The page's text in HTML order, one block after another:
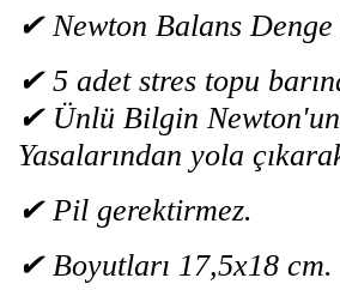
✔ Newton Balans Denge
✔ 5 adet stres topu
✔ Ünlü Bilgin
Yasalarından yola
✔ Pil gerektirmez.
✔ Boyutları 17,5x18 cm.